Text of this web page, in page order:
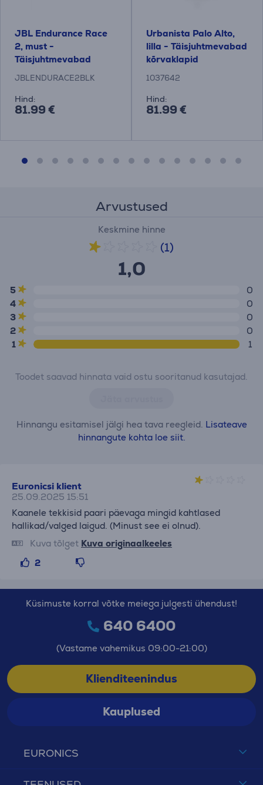
JBL Endurance Race
2, must -
Täisjuhtmevabad
kõrvaklapid
JBLENDURACE2BLK
Hind:
81.99 €
Urbanista Palo Alto,
lilla - Täisjuhtmevabad
kõrvaklapid
1037642
Hind:
81.99 €
Arvustused
Keskmine hinne
(1)
1,0
5
0
4
0
3
0
2
0
1
1
Toodet saavad hinnata vaid ostu sooritanud kasutajad.
Hinnangu esitamisel jälgi hea tava reegleid. Lisateave
hinnangute kohta loe siit.
Euronicsi klient
25.09.2025 15:51
Kaanele tekkisid paari päevaga mingid kahtlased
hallikad/valged laigud. (Minust see ei olnud).
Kuva tõlget Kuva originaalkeeles
2
EURONICS
Küsimuste korral võtke meiega julgesti ühendust!
640 6400
(Vastame vahemikus 09:00-21:00)
Klienditeenindus
Kauplused